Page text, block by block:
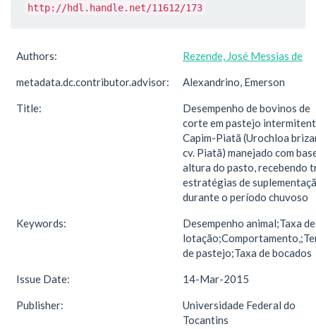
http://hdl.handle.net/11612/173
Authors: Rezende, José Messias de
metadata.dc.contributor.advisor: Alexandrino, Emerson
Title:
Desempenho de bovinos de
corte em pastejo
Capim-Piatã (Urochloa
cv. Piatã) manejado com
altura do pasto, recebendo
estratégias de
durante o período chuvoso
Keywords:
Desempenho animal;Taxa de
de pastejo;Taxa de bocados
Issue Date: 14-Mar-2015
Publisher:
Universidade Federal do
Tocantins